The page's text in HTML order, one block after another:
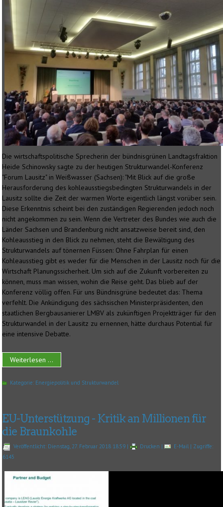
Die wirtschaftspolitische Sprecherin der bündnisgrünen Landtagsfraktion
Heide Schinowsky sagte zu der heutigen Strukturwandel-Konferenz
"Forum Lausitz" in Weißwasser (Sachsen): "Mit Blick auf die große
Herausforderung des kohleausstiegsbedingten Strukturwandels in der
Lausitz sollte die Zeit der warmen Worte eigentlich längst vorüber sein.
Diese Erkenntnis scheint bei den zuständigen Regierenden jedoch noch
nicht angekommen zu sein. Wenn die Vertreter des Bundes wie auch die
Länder Sachsen und Brandenburg nicht ansatzweise bereit sind, den
Kohleausstieg in den Blick zu nehmen, steht die Bewältigung des
Strukturwandels auf tönernen Füssen: Ohne Fahrplan für einen
Kohleausstieg gibt es weder für die Menschen in der Lausitz noch für die
Wirtschaft Planungssicherheit. Um sich auf die Zukunft vorbereiten zu
können, muss man wissen, wohin die Reise geht. Das blieb auf der
Konferenz völlig offen. Für uns Bündnisgrüne bedeutet das: Thema
verfehlt. Die Ankündigung des sächsischen Ministerpräsidenten, den
staatlichen Bergbausanierer LMBV als zukünftigen Projektträger für den
Strukturwandel in der Lausitz zu ernennen, hätte durchaus Potential für
eine intensive Debatte.
Weiterlesen ...
Kategorie: Energiepolitik und Strukturwandel
EU-Unterstützung - Kritik an Millionen für
die Braunkohle
Veröffentlicht: Dienstag, 27. Februar 2018 18:59 | Drucken | E-Mail | Zugriffe:
6145